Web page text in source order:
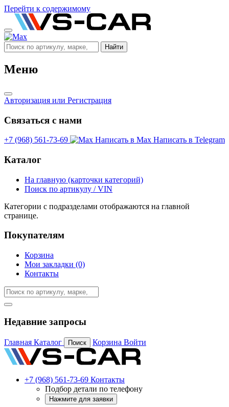
Перейти к содержимому
Найти
Меню
Авторизация или Регистрация
Связаться с нами
+7 (968) 561-73-69 Написать в Max Написать в Telegram
Каталог
На главную (карточки категорий)
Поиск по артикулу / VIN
Категории с подразделами отображаются на главной
странице.
Покупателям
Корзина
Мои закладки (0)
Контакты
Недавние запросы
Главная Каталог Поиск Корзина Войти
+7 (968) 561-73-69 Контакты
Подбор детали по телефону
Нажмите для заявки